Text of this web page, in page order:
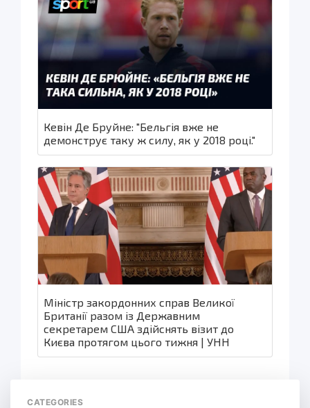
Кевін Де Бруйне: "Бельгія вже не
демонструє таку ж силу, як у 2018 році."
Міністр закордонних справ Великої
Британії разом із Державним
секретарем США здійснять візит до
Києва протягом цього тижня | УНН
CATEGORIES